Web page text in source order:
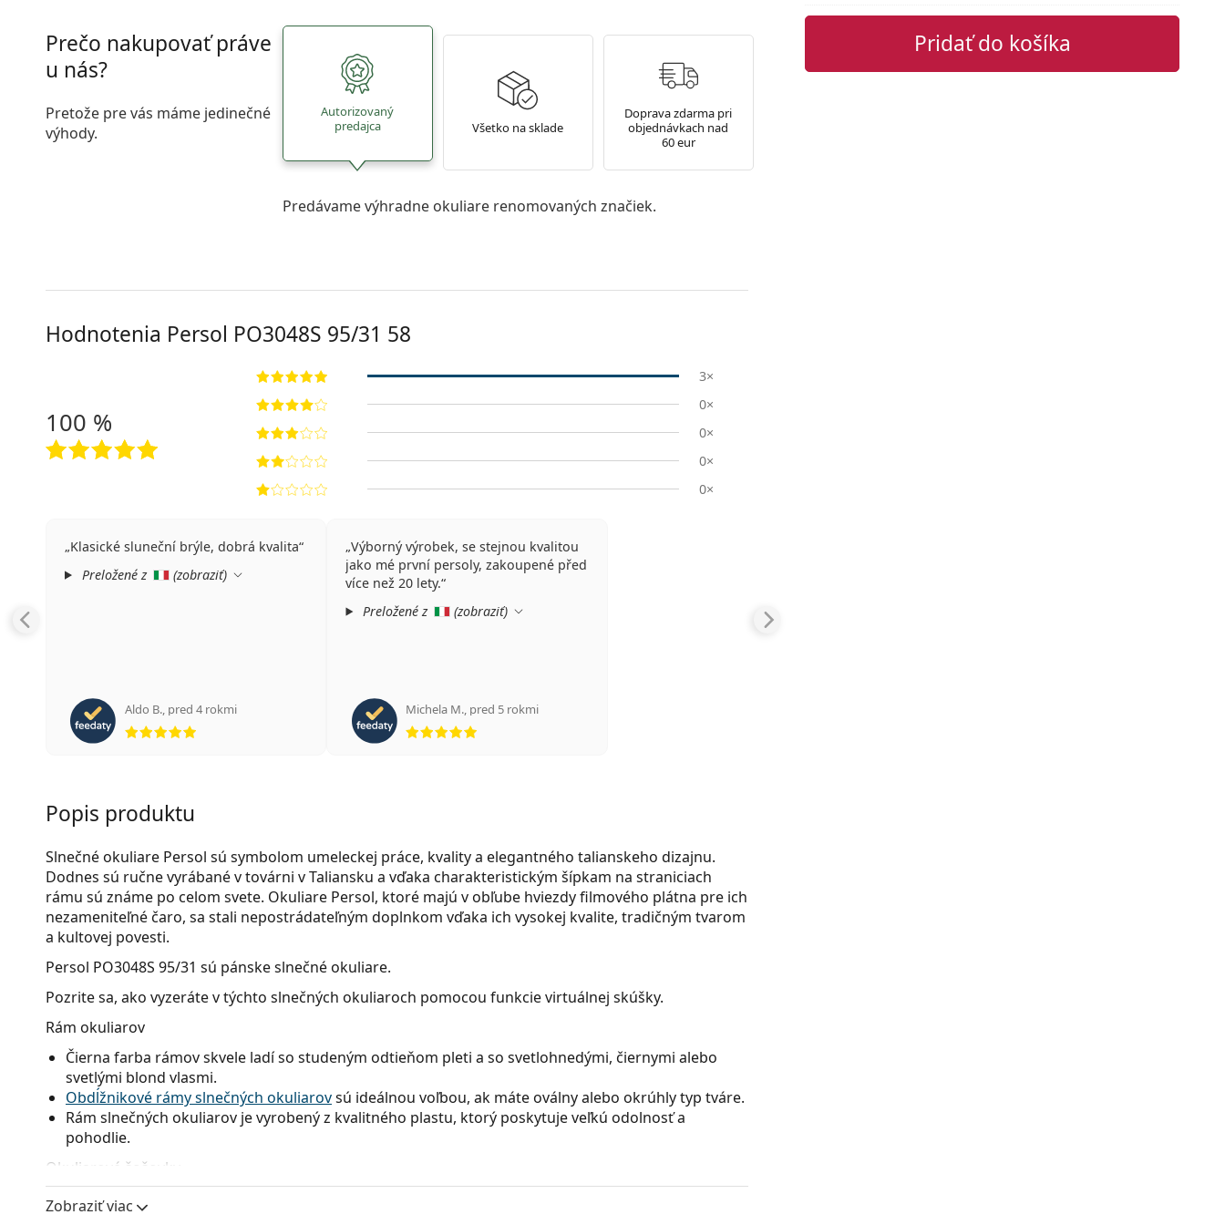
Pridať do košíka
Prečo nakupovať práve
u nás?
Pretože pre vás máme jedinečné
výhody.
Autorizovaný
predajca
Všetko na sklade
Doprava zdarma pri
objednávkach nad
60 eur
Predávame výhradne okuliare renomovaných značiek.
Hodnotenia Persol PO3048S 95/31 58
100 %
3×
0×
0×
0×
0×
Klasické sluneční brýle, dobrá kvalita
Preložené z
(zobraziť)
Aldo B., pred 4 rokmi
Výborný výrobek, se stejnou kvalitou
jako mé první persoly, zakoupené před
více než 20 lety.
Preložené z
(zobraziť)
Michela M., pred 5 rokmi
Popis produktu
Slnečné okuliare Persol sú symbolom umeleckej práce, kvality a elegantného talianskeho dizajnu.
Dodnes sú ručne vyrábané v továrni v Taliansku a vďaka charakteristickým šípkam na straniciach
rámu sú známe po celom svete. Okuliare Persol, ktoré majú v obľube hviezdy filmového plátna pre ich
nezameniteľné čaro, sa stali nepostrádateľným doplnkom vďaka ich vysokej kvalite, tradičným tvarom
a kultovej povesti.
Persol PO3048S 95/31 sú pánske slnečné okuliare.
Pozrite sa, ako vyzeráte v týchto slnečných okuliaroch pomocou funkcie virtuálnej skúšky.
Rám okuliarov
Čierna farba rámov skvele ladí so studeným odtieňom pleti a so svetlohnedými, čiernymi alebo
svetlými blond vlasmi.
Obdĺžnikové rámy slnečných okuliarovsú ideálnou voľbou, ak máte oválny alebo okrúhly typ tváre.
Rám slnečných okuliarov je vyrobený z kvalitného plastu, ktorý poskytuje veľkú odolnosť a
pohodlie.
Okuliarové šošovky
Zelené sklá okuliarov zmierňujú intenzitu svetla a sú skvelá pre oči, pretože neovplyvňujú kontrast
ani neskresľujú farby.
Zobraziť viac